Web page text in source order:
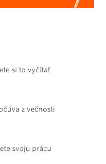
si to vyčítať
z večnosti
svoju prácu